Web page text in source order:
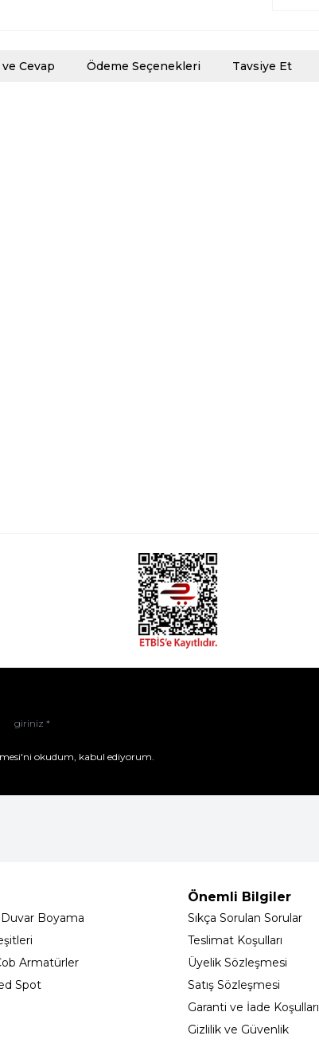
Cevap Ödeme Seçenekleri Tavsiye Et
okudum, kabul ediyorum.
Boyama
Armatürler
Spot
Önemli Bilgiler
Sıkça Sorulan Sorular
Teslimat Koşulları
Üyelik Sözleşmesi
Satış Sözleşmesi
Garanti ve İade Koşulları
Gizlilik ve Güvenlik